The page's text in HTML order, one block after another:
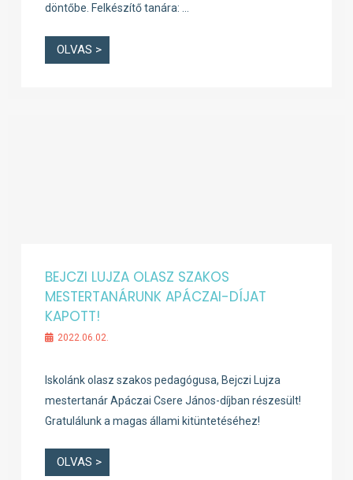
döntőbe. Felkészítő tanára: …
OLVAS >
BEJCZI LUJZA OLASZ SZAKOS
MESTERTANÁRUNK APÁCZAI-DÍJAT
KAPOTT!
2022.06.02.
Iskolánk olasz szakos pedagógusa, Bejczi Lujza
mestertanár Apáczai Csere János-díjban részesült!
Gratulálunk a magas állami kitüntetéséhez!
OLVAS >